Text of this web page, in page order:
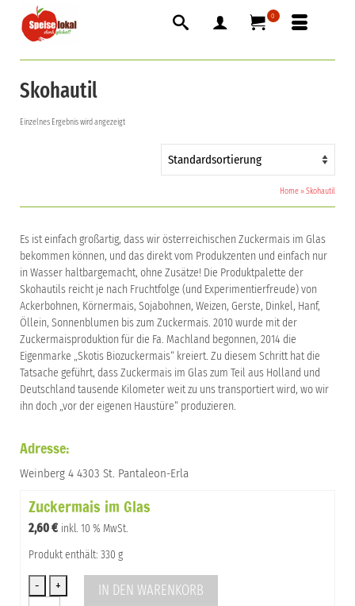
0
Skohautil
Einzelnes Ergebnis wird angezeigt
Home »Skohautil
Es ist einfach großartig, dass wir österreichischen Zuckermais im Glas
bekommen können, und das direkt vom Produkzenten und einfach nur
in Wasser haltbargemacht, ohne Zusätze! Die Produktpalette der
Skohautils reicht je nach Fruchtfolge (und Experimentierfreude) von
Ackerbohnen, Körnermais, Sojabohnen, Weizen, Gerste, Dinkel, Hanf,
Öllein, Sonnenblumen bis zum Zuckermais. 2010 wurde mit der
Zuckermaisproduktion für die Fa. Machland begonnen, 2014 die
Eigenmarke „Skotis Biozuckermais“ kreiert. Zu diesem Schritt hat die
Tatsache geführt, dass Zuckermais im Glas zum Teil aus Holland und
Deutschland tausende Kilometer weit zu uns transportiert wird, wo wir
ihn doch „vor der eigenen Haustüre“ produzieren.
Adresse:
Weinberg 4 4303 St. Pantaleon-Erla
Zuckermais im Glas
2,60€ inkl. 10 % MwSt.
Produkt enthält: 330 g
IN DEN WARENKORB